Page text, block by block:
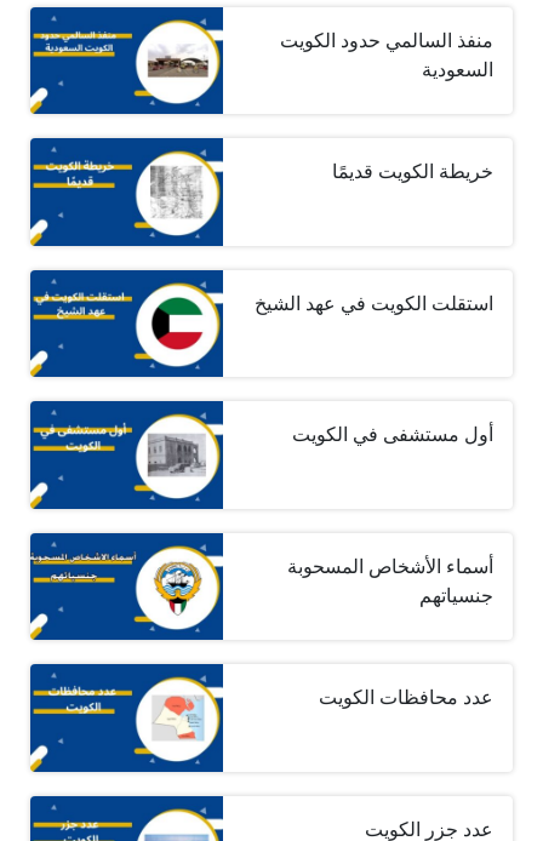
منفذ السالمي حدود الكويت
السعودية
خريطة الكويت قديمًا
استقلت الكويت في عهد الشيخ
أول مستشفى في الكويت
أسماء الأشخاص المسحوبة
جنسياتهم
عدد محافظات الكويت
عدد جزر الكويت